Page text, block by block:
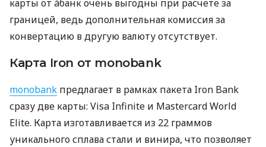
карты от àбанк очень выгодны при расчете за
границей, ведь дополнительная комиссия за
конвертацию в другую валюту отсутствует.
Карта Iron от monobank
monobank предлагает в рамках пакета Iron Bank
сразу две карты: Visa Infinite и Mastercard World
Elite. Карта изготавливается из 22 граммов
уникального сплава стали и винира, что позволяет